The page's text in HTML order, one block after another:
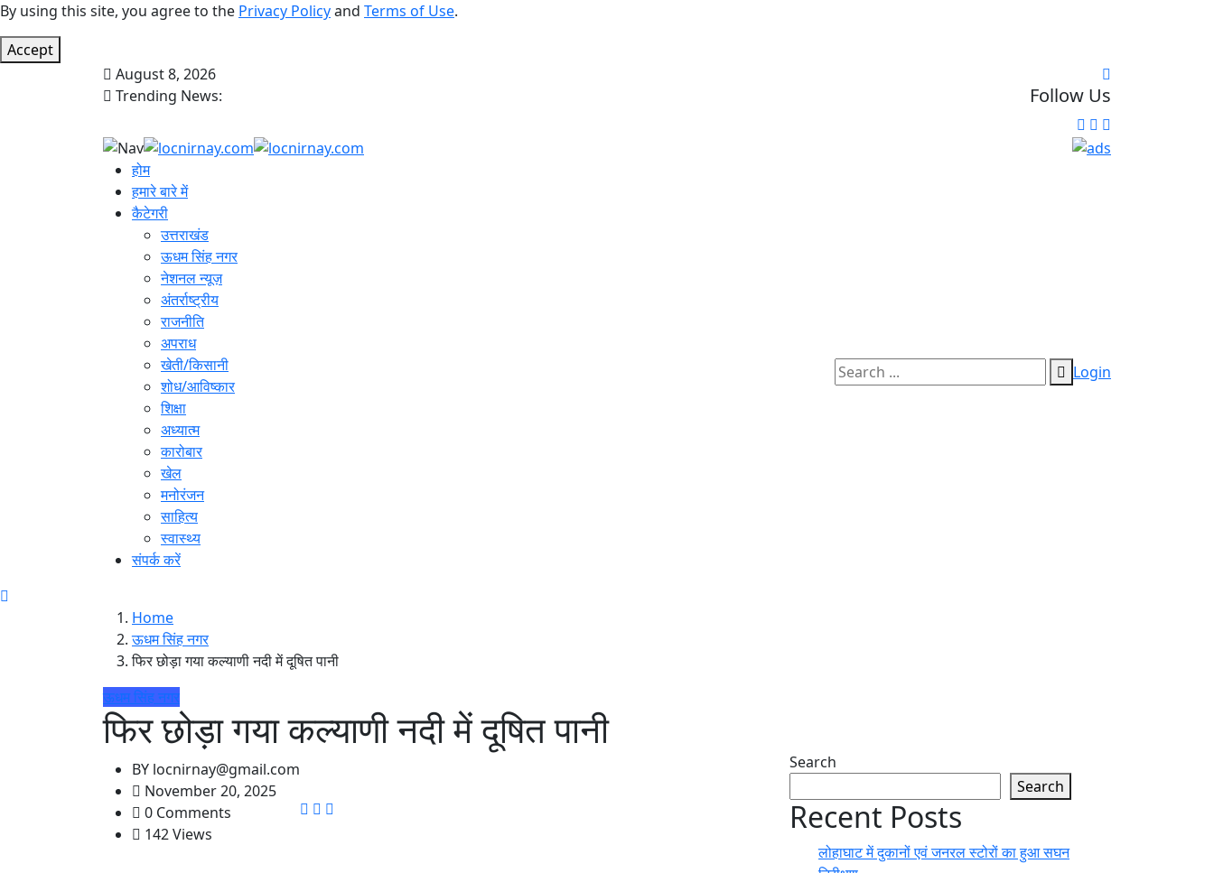
By using this site, you agree to the Privacy Policyand Terms of Use.
Accept
August 8, 2026
Trending News:
Follow Us
होम
हमारे बारे में
कैटेगरी
उत्तराखंड
ऊधम सिंह नगर
नेशनल न्यूज़
अंतर्राष्ट्रीय
राजनीति
अपराध
खेती/किसानी
शोध/आविष्कार
शिक्षा
अध्यात्म
कारोबार
खेल
मनोरंजन
साहित्य
स्वास्थ्य
संपर्क करें
Login
Home
ऊधम सिंह नगर
फिर छोड़ा गया कल्याणी नदी में दूषित पानी
ऊधम सिंह नगर
फिर छोड़ा गया कल्याणी नदी में दूषित पानी
BY locnirnay@gmail.com
November 20, 2025
0 Comments
142 Views
Search
Search
Recent Posts
लोहाघाट में दुकानों एवं जनरल स्टोरों का हुआ सघन